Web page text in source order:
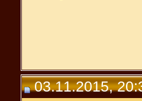
03.11.2015,